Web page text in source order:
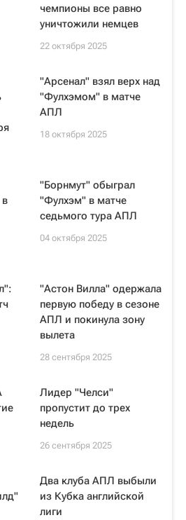
чемпионы все равно
уничтожили немцев
22 октября 2025
"Арсенал" взял верх над
"Фулхэмом" в матче
АПЛ
18 октября 2025
"Борнмут" обыграл
"Фулхэм" в матче
седьмого тура АПЛ
04 октября 2025
"Астон Вилла" одержала
первую победу в сезоне
АПЛ и покинула зону
вылета
28 сентября 2025
Лидер "Челси"
пропустит до трех
недель
26 сентября 2025
Два клуба АПЛ выбыли
из Кубка английской
лиги